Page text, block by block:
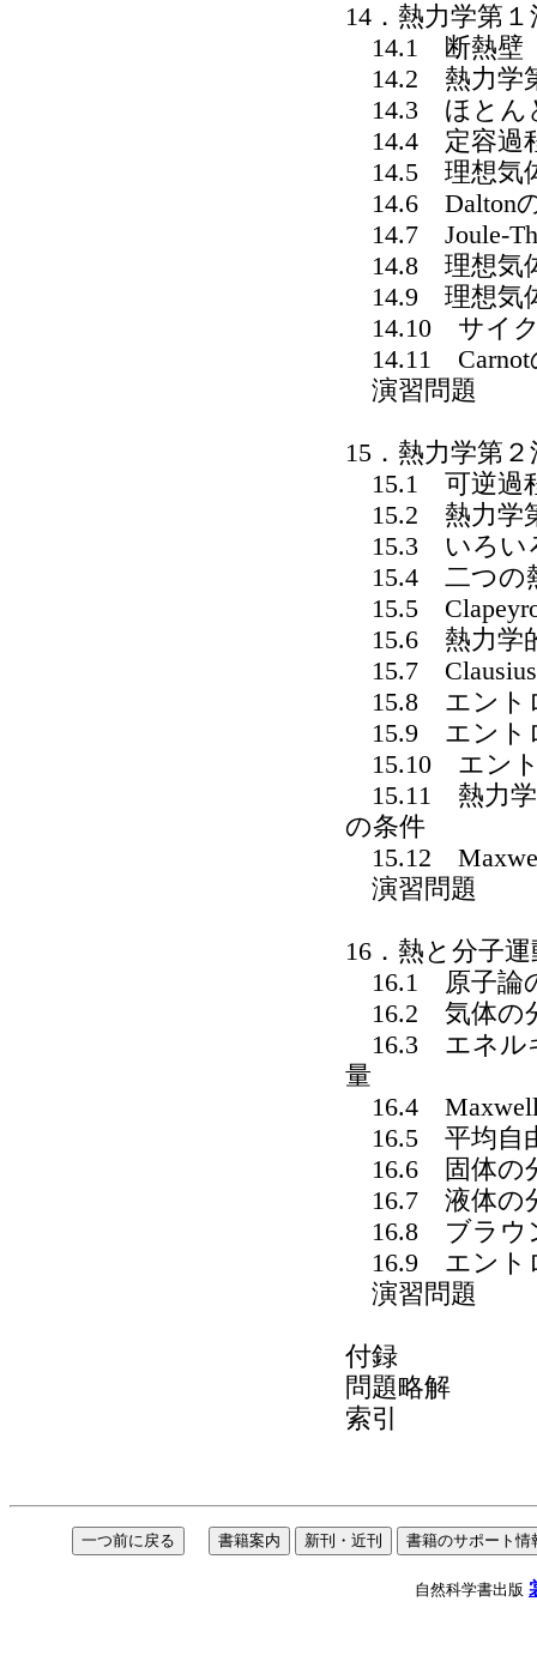
14．熱力学第１
14.1 断熱壁
14.2 熱力学
14.3 ほとん
14.4 定容過
14.5 理想気
14.6 Dalton
14.7 Joule-
14.8 理想気
14.9 理想気
14.10 サイ
14.11 Carnot
演習問題
15．熱力学第２
15.1 可逆過
15.2 熱力学
15.3 いろい
15.4 二つの
15.5
15.6 熱力学
15.7
15.8 エント
15.9 エント
15.10 エント
15.11 熱力学
の条件
15.12
演習問題
16．熱と分子運
16.1 原子論
16.2 気体の
16.3 エネル
量
16.4 Maxwell
16.5 平均自
16.6 固体の
16.7 液体の
16.8 ブラウ
16.9 エント
演習問題
付録
問題略解
索引
自然科学書出版